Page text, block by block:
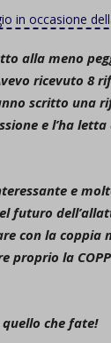
in occasione
alla meno
ricevuto 8
scritto una
e l’ha
e
futuro
con la
proprio la
che fate!